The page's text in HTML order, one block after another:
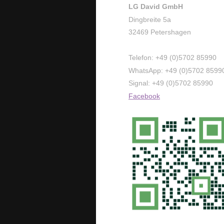
LG David GmbH
Dingbreite 5a
32469 Petershagen
Telefon: +49 (0)5702 85990
WhatsApp: +49 (0)5702
Signal: +49 (0)5702 85990
Facebook